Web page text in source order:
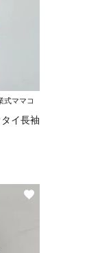
式ママコ
イ長袖